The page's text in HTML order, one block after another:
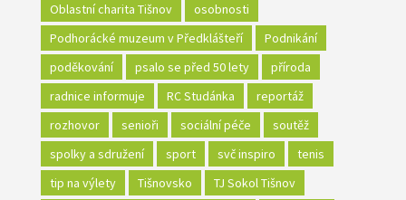
Oblastní charita Tišnov
osobnosti
Podhorácké muzeum v Předklášteří
Podnikání
poděkování
psalo se před 50 lety
příroda
radnice informuje
RC Studánka
reportáž
rozhovor
senioři sociální péče
soutěž
spolky a sdružení
sport svč inspiro
tenis
tip na výlety
Tišnovsko
TJ Sokol Tišnov